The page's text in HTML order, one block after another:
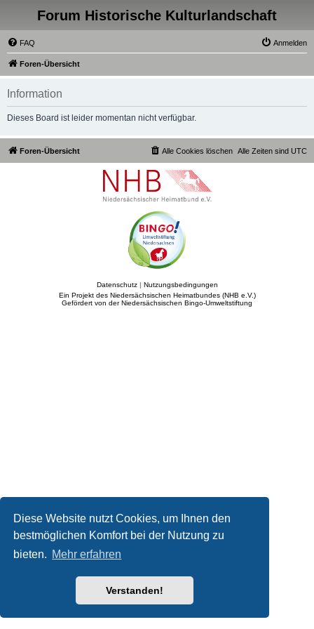
Diese Website nutzt Cookies, um Ihnen den
bestmöglichen Komfort bei der Nutzung zu
bieten. Mehr erfahren
Verstanden!
Forum Historische Kulturlandschaft
FAQ Anmelden
Foren-Übersicht
Information
Dieses Board ist leider momentan nicht verfügbar.
Foren-Übersicht Alle Zeiten sind UTC
Alle Cookies löschen
Datenschutz| Nutzungsbedingungen
Ein Projekt des Niedersächsischen Heimatbundes (NHB e.V.)
Gefördert von der Niedersächsischen Bingo-Umweltstiftung